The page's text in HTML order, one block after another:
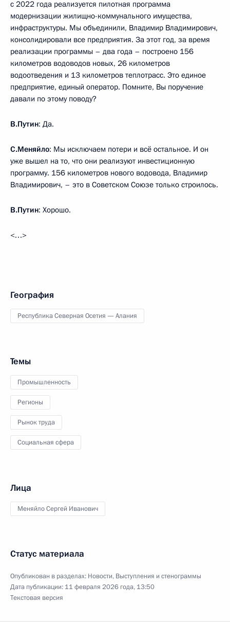
с 2022 года реализуется пилотная программа
модернизации жилищно-коммунального имущества,
инфраструктуры. Мы объединили, Владимир Владимирович,
консолидировали все предприятия. За этот год, за время
реализации программы – два года – построено 156
километров водоводов новых, 26 километров
водоотведения и 13 километров теплотрасс. Это единое
предприятие, единый оператор. Помните, Вы поручение
давали по этому поводу?
В.Путин: Да.
С.Меняйло: Мы исключаем потери и всё остальное. И он
уже вышел на то, что они реализуют инвестиционную
программу. 156 километров нового водовода, Владимир
Владимирович, – это в Советском Союзе только строилось.
В.Путин: Хорошо.
<…>
География
Республика Северная Осетия — Алания
Темы
Промышленность
Регионы
Рынок труда
Социальная сфера
Лица
Меняйло Сергей Иванович
Статус материала
Опубликован в разделах: Новости, Выступления и стенограммы
Дата публикации: 11 февраля 2026 года, 13:50
Текстовая версия